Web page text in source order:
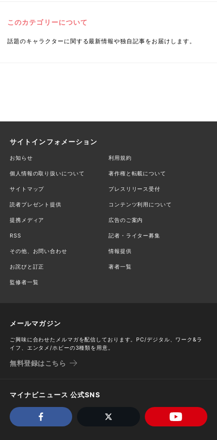
このカテゴリーについて
話題のキャラクターに関する最新情報や独自記事をお届けします。
サイトインフォメーション
お知らせ 利用規約
個人情報の取り扱いについて 著作権と転載について
サイトマップ プレスリリース受付
読者プレゼント提供 コンテンツ利用について
提携メディア 広告のご案内
RSS 記者・ライター募集
その他、お問い合わせ 情報提供
お詫びと訂正 著者一覧
監修者一覧
メールマガジン
ご興味に合わせたメルマガを配信しております。PC/デジタル、ワーク&ラ
イフ、エンタメ/ホビーの3種類を用意。
無料登録はこちら
マイナビニュース 公式SNS